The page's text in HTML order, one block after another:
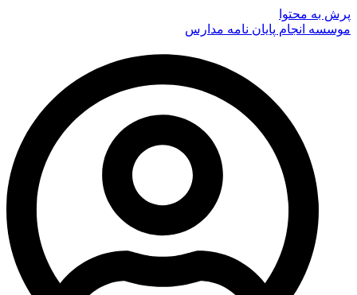
پرش به محتوا
موسسه انجام پایان نامه مدارس